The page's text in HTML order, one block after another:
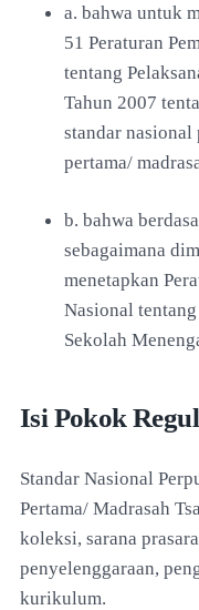
a. bahwa untuk
51 Peraturan
tentang
Tahun 2007
standar nasional
pertama/
b. bahwa
sebagaimana
menetapkan
Nasional
Sekolah
Isi Pokok
Standar Nasional
Pertama/ Madrasah
koleksi, sarana
penyelenggaraan,
kurikulum.